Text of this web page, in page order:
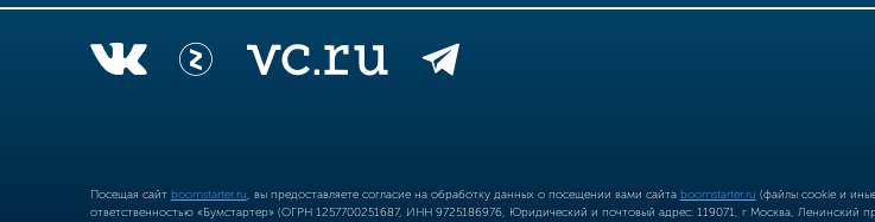
Посещая сайт boomstarter.ru , вы предоставляете согласие на обработку данных о посещении вами сайта boomstarter.ru (файлы cookie и
ответственностью «Бумстартер» (ОГРН 1257700251687, ИНН 9725186976, Юридический и почтовый адрес: 119071, г Москва, Ленинский